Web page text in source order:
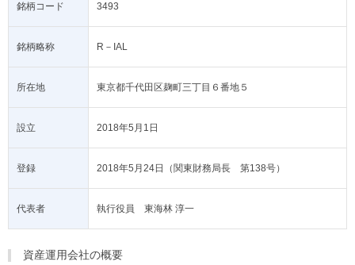
銘柄コード 3493
銘柄略称 R－IAL
所在地 東京都千代田区麹町三丁目６番地５
設立 2018年5月1日
登録 2018年5月24日（関東財務局長 第138号）
代表者 執行役員 東海林 淳一
資産運用会社の概要